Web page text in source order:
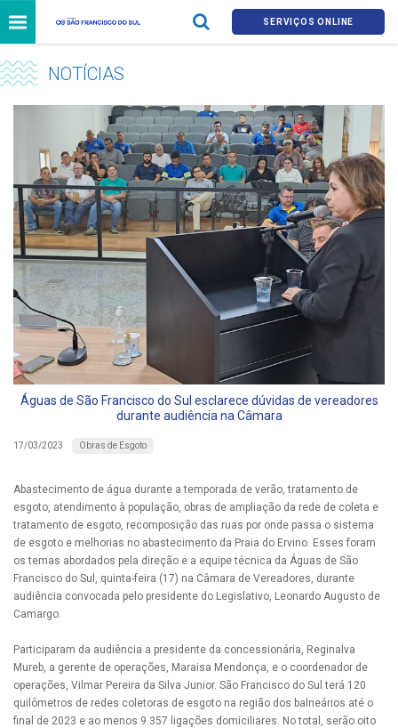
SERVIÇOS ONLINE
NOTÍCIAS
Águas de São Francisco do Sul esclarece dúvidas de vereadores
durante audiência na Câmara
17/03/2023 Obras de Esgoto
Abastecimento de água durante a temporada de verão, tratamento de
esgoto, atendimento à população, obras de ampliação da rede de coleta e
tratamento de esgoto, recomposição das ruas por onde passa o sistema
de esgoto e melhorias no abastecimento da Praia do Ervino. Esses foram
os temas abordados pela direção e a equipe técnica da Águas de São
Francisco do Sul, quinta-feira (17) na Câmara de Vereadores, durante
audiência convocada pelo presidente do Legislativo, Leonardo Augusto de
Camargo.
Participaram da audiência a presidente da concessionária, Reginalva
Mureb, a gerente de operações, Maraisa Mendonça, e o coordenador de
operações, Vilmar Pereira da Silva Junior. São Francisco do Sul terá 120
quilômetros de redes coletoras de esgoto na região dos balneários até o
final de 2023 e ao menos 9.357 ligações domiciliares. No total, serão oito